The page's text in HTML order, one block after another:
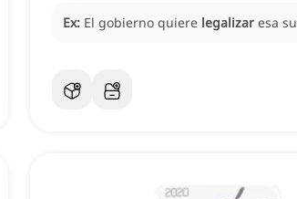
Ex: El gobierno quiere legalizar esa